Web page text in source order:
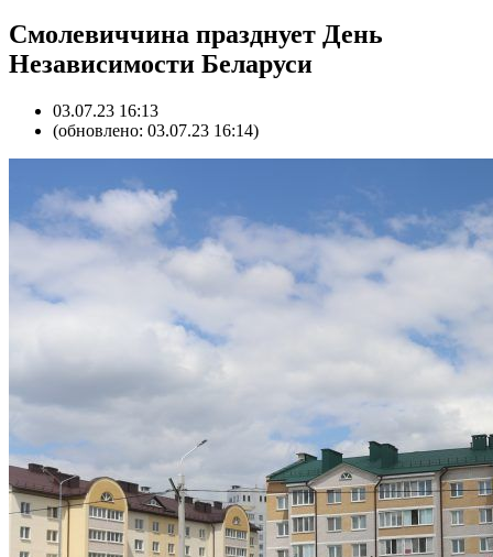
Смолевиччина празднует День
Независимости Беларуси
03.07.23 16:13
(обновлено: 03.07.23 16:14)